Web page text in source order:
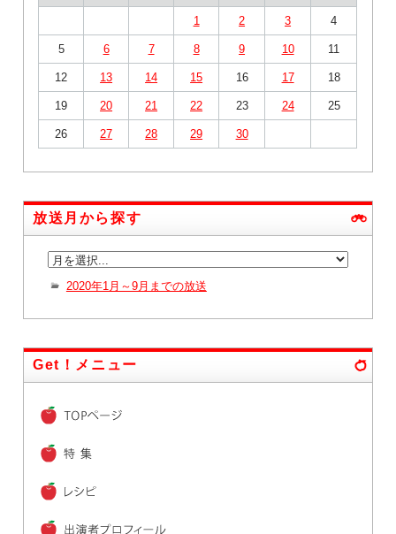
1 2 3 4
5 6 7 8 9 10 11
12 13 14 15 16 17 18
19 20 21 22 23 24 25
26 27 28 29 30
放送月から探す
2020年1月～9月までの放送
Get！メニュー